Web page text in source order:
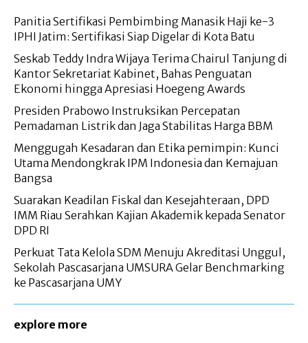
Panitia Sertifikasi Pembimbing Manasik Haji ke-3
IPHI Jatim: Sertifikasi Siap Digelar di Kota Batu
Seskab Teddy Indra Wijaya Terima Chairul Tanjung di
Kantor Sekretariat Kabinet, Bahas Penguatan
Ekonomi hingga Apresiasi Hoegeng Awards
Presiden Prabowo Instruksikan Percepatan
Pemadaman Listrik dan Jaga Stabilitas Harga BBM
Menggugah Kesadaran dan Etika pemimpin: Kunci
Utama Mendongkrak IPM Indonesia dan Kemajuan
Bangsa
Suarakan Keadilan Fiskal dan Kesejahteraan, DPD
IMM Riau Serahkan Kajian Akademik kepada Senator
DPD RI
Perkuat Tata Kelola SDM Menuju Akreditasi Unggul,
Sekolah Pascasarjana UMSURA Gelar Benchmarking
ke Pascasarjana UMY
explore more